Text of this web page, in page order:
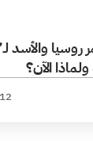
والأسد
الآن؟
12 نوفمبر 2020